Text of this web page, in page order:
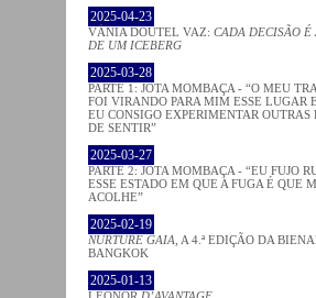
2025-04-23
VÂNIA DOUTEL VAZ: CADA DECISÃO É
DE UM ICEBERG
2025-03-28
PARTE 1: JOTA MOMBAÇA - “O MEU
FOI VIRANDO PARA MIM ESSE LUGAR
EU CONSIGO EXPERIMENTAR OUTRAS
DE SENTIR”
2025-03-27
PARTE 2: JOTA MOMBAÇA - “EU FUJO
ESSE ESTADO EM QUE A FUGA É QUE
ACOLHE”
2025-02-19
NURTURE GAIA , A 4.ª EDIÇÃO DA
BANGKOK
2025-01-13